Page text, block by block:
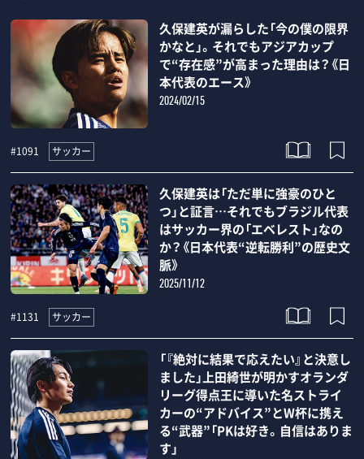
久保建英が漏らした「今の僕の限界
かなと」。それでもアジアカップ
で“存在感”が高まった理由は？《日
本代表のエース》
2024/02/15
#1091 サッカー
久保建英は「ただ単に強豪のひと
つ」と証言…それでもブラジル代表
はサッカー界の「エベレスト」なの
か？《日本代表“逆転勝利”の歴史文
脈》
2025/11/12
#1131 サッカー
「『絶対に結果で応えたい』と決意し
ました」上田綺世が明かすオランダ
リーグ得点王に導いた名ストライ
カーの“アドバイス”とW杯に携え
る“武器”「PKは好き。自信はありま
す」